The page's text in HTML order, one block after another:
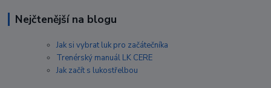
Nejčtenější na blogu
Jak si vybrat luk pro začátečníka
Trenérský manuál LK CERE
Jak začít s lukostřelbou